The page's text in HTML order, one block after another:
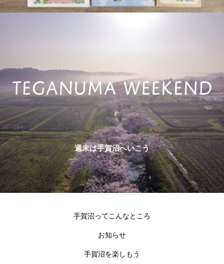
週末は手賀沼へいこう
手賀沼ってこんなところ
お知らせ
手賀沼を楽しもう